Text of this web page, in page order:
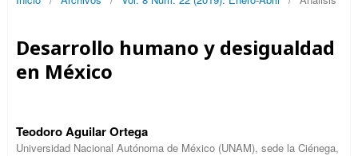
Desarrollo humano y desigualdad
en México
Teodoro Aguilar Ortega
Universidad Nacional Autónoma de México (UNAM), sede la Ciénega,